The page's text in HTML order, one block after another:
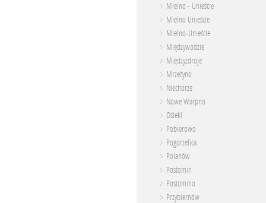
Mielno - Unieście
Mielno Unieście
Mielno-Unieście
Międzywodzie
Międzyzdroje
Mrzeżyno
Niechorze
Nowe Warpno
Osieki
Pobierowo
Pogorzelica
Polanów
Postomin
Postomino
Przybiernów